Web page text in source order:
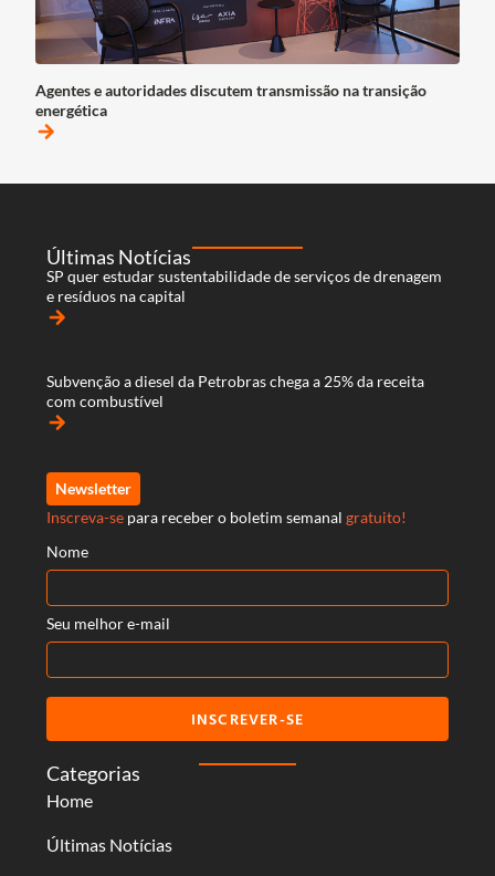
Agentes e autoridades discutem transmissão na transição
energética
arrow_forward
Categorias
Home
Últimas Notícias
Últimas Notícias
SP quer estudar sustentabilidade de serviços de drenagem
e resíduos na capital
arrow_forward
Subvenção a diesel da Petrobras chega a 25% da receita
com combustível
arrow_forward
Newsletter
Inscreva-se para receber o boletim semanal gratuito!
Nome
Seu melhor e-mail
INSCREVER-SE